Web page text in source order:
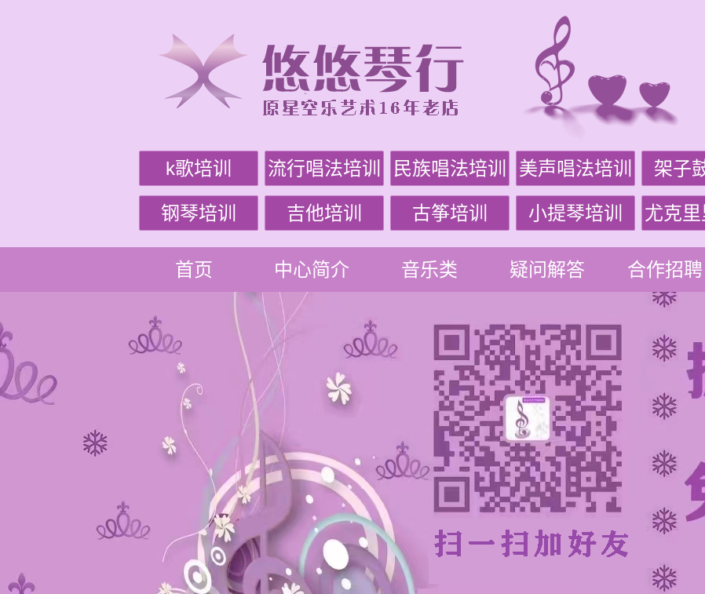
k歌培训 流行唱法培训 民族唱法培训 美声唱法培训 架子
钢琴培训 吉他培训 古筝培训 小提琴培训 尤克里
首页 中心简介 音乐类 疑问解答 合作招聘